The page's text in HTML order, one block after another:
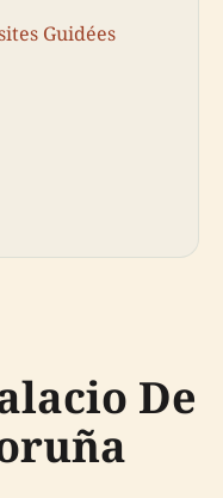
Guidées
De